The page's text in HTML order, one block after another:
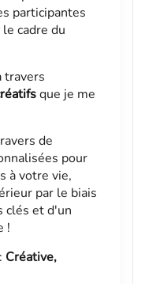
participantes
cadre du
travers
que je me
de
pour
à votre vie,
par le biais
clés et d'un
!
Créative,